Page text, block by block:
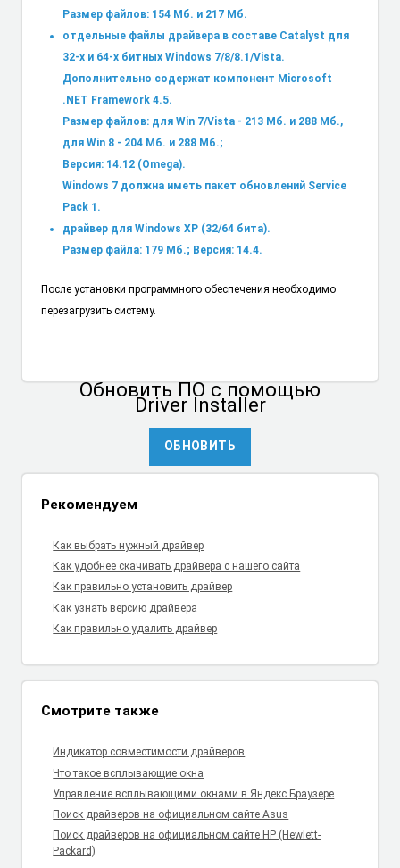
Размер файлов: 154 Мб. и 217 Мб.
отдельные файлы драйвера в составе Catalyst для
32-х и 64-х битных Windows 7/8/8.1/Vista.
Дополнительно содержат компонент Microsoft
.NET Framework 4.5.
Размер файлов: для Win 7/Vista - 213 Мб. и 288 Мб.,
для Win 8 - 204 Мб. и 288 Мб.;
Версия: 14.12 (Omega).
Windows 7 должна иметь пакет обновлений Service
Pack 1.
драйвер для Windows XP (32/64 бита).
Размер файла: 179 Мб.; Версия: 14.4.
После установки программного обеспечения необходимо
перезагрузить систему.
Обновить ПОс помощью
Driver Installer
ОБНОВИТЬ
Рекомендуем
Как выбрать нужный драйвер
Как удобнее скачивать драйвера с нашего сайта
Как правильно установить драйвер
Как узнать версию драйвера
Как правильно удалить драйвер
Смотрите также
Индикатор совместимости драйверов
Что такое всплывающие окна
Управление всплывающими окнами в Яндекс.Браузере
Поиск драйверов на официальном сайте Asus
Поиск драйверов на официальном сайте HP (Hewlett-
Packard)